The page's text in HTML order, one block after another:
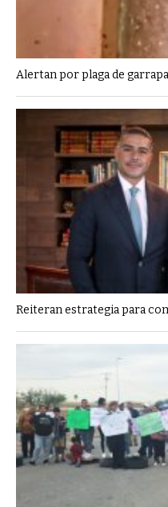
Alertan por plaga de
Reiteran estrategia para